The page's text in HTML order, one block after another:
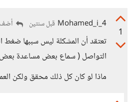
1
Mohamed_i_4 قبل سنتين
تعتقد أن المشكلة ليس سببها ضغط
التواصل ( سماع بعض مساعدة
ماذا لو كان كل ذلك محقق ولكن